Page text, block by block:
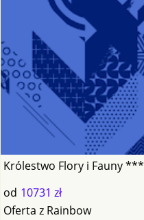
Królestwo Flory i Fauny ***
od 10731 zł
Oferta z Rainbow